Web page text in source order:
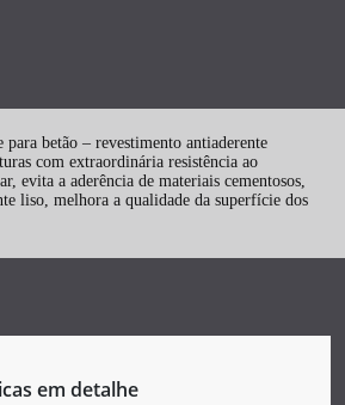
para betão – revestimento antiaderente
com extraordinária resistência ao
evita a aderência de materiais cementosos,
liso, melhora a qualidade da superfície dos
em detalhe